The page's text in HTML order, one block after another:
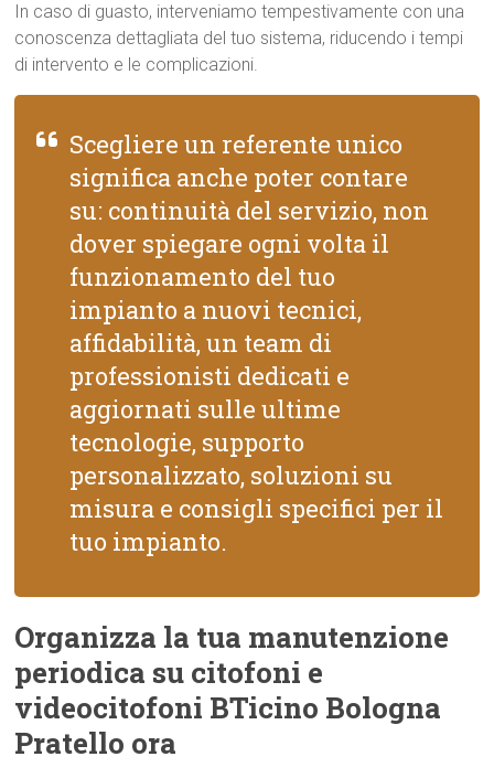
In caso di guasto, interveniamo tempestivamente con una
conoscenza dettagliata del tuo sistema, riducendo i tempi
di intervento e le complicazioni.
Scegliere un referente unico
significa anche poter contare
su: continuità del servizio, non
dover spiegare ogni volta il
funzionamento del tuo
impianto a nuovi tecnici,
affidabilità, un team di
professionisti dedicati e
aggiornati sulle ultime
tecnologie, supporto
personalizzato, soluzioni su
misura e consigli specifici per il
tuo impianto.
Organizza la tua manutenzione
periodica su citofoni e
videocitofoni BTicino Bologna
Pratello ora